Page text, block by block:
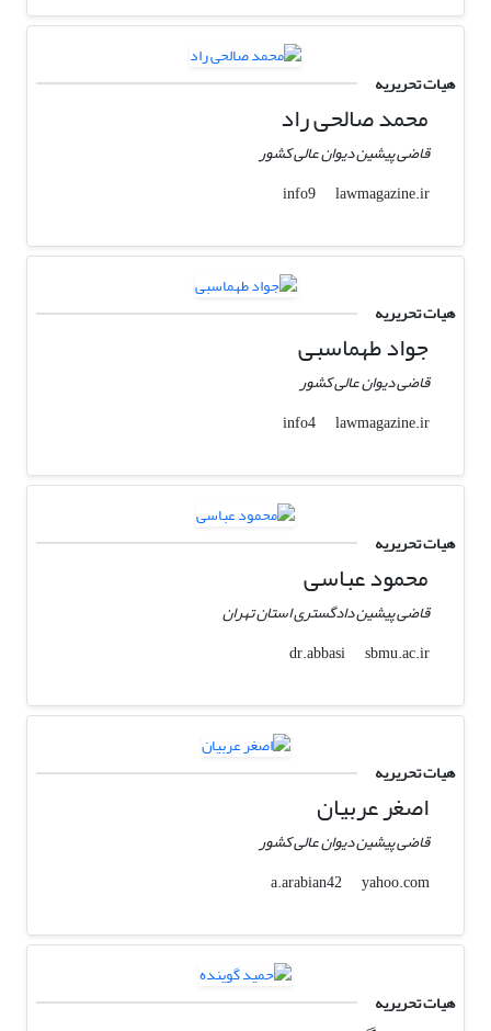
هیات تحریریه
محمد صالحی راد
قاضی پیشین دیوان عالی کشور
info9
lawmagazine.ir
هیات تحریریه
جواد طهماسبی
قاضی دیوان عالی کشور
info4
lawmagazine.ir
هیات تحریریه
محمود عباسی
قاضی پیشین دادگستری استان تهران
dr.abbasi
sbmu.ac.ir
هیات تحریریه
اصغر عربیان
قاضی پیشین دیوان عالی کشور
a.arabian42
yahoo.com
هیات تحریریه